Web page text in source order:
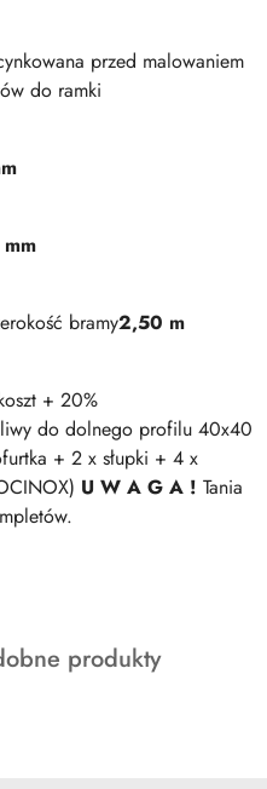
przed malowaniem
do ramki
bramy2,50 m
+ 20%
do dolnego profilu 40x40
+ 2 x słupki + 4 x
U W A G A ! Tania
produkty